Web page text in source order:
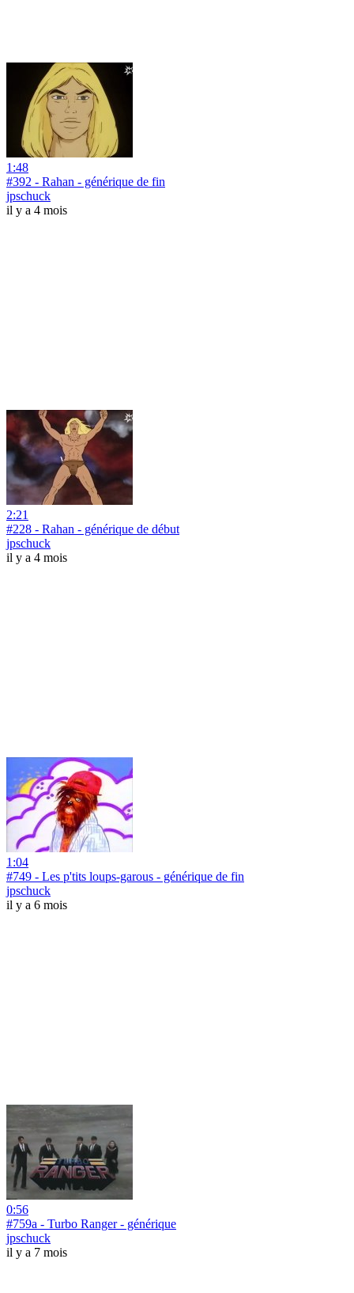
1:48
#392 - Rahan - générique de fin
jpschuck
il y a 4 mois
2:21
#228 - Rahan - générique de début
jpschuck
il y a 4 mois
1:04
#749 - Les p'tits loups-garous - générique de fin
jpschuck
il y a 6 mois
0:56
#759a - Turbo Ranger - générique
jpschuck
il y a 7 mois